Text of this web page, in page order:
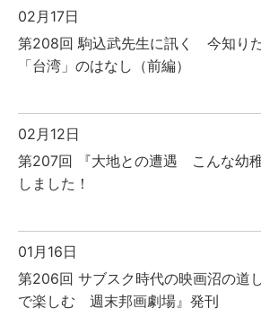
02月17日
第208回 駒込武先生に訊く 今知り
「台湾」のはなし（前編）
02月12日
第207回 『大地との遭遇 こんな幼
しました！
01月16日
第206回 サブスク時代の映画沼の
で楽しむ 週末邦画劇場』発刊